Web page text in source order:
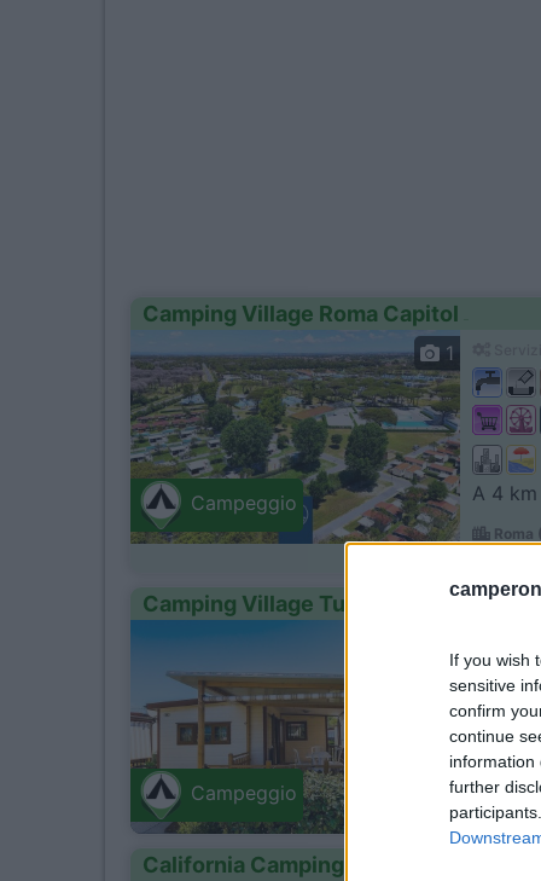
If you wish
sensitive
confirm
continue
information
further
Camping Village Roma Capitol
Campeggio
1
A 4
Roma
Camping Village Tuscia Tirrenica
Campeggio
Lido di
California Camping Village